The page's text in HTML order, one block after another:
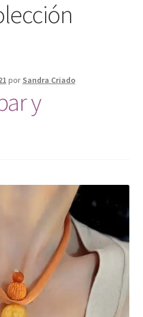
por Sandra Criado
y